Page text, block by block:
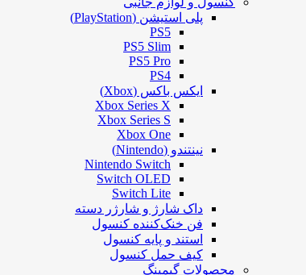
پلی استیشن (PlayStation)
PS5
PS5 Slim
PS5 Pro
PS4
ایکس باکس (Xbox)
Xbox Series X
Xbox Series S
Xbox One
نینتندو (Nintendo)
Nintendo Switch
Switch OLED
Switch Lite
داک شارژ و شارژر دسته
فن خنک‌کننده کنسول
استند و پایه کنسول
کیف حمل کنسول
محصولات گیمینگ